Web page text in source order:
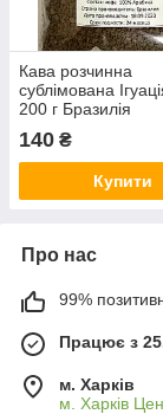
Кава розчинна
сублімована
200 г Бразилія
140 ₴
Купити
Про нас
99%
Працює з
м. Харків
м. Харків